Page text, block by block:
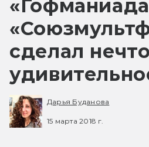
сделал нечто
Дарья Буданова
15 марта 2018 г.